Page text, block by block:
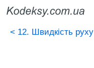
< 12. Швидкість руху